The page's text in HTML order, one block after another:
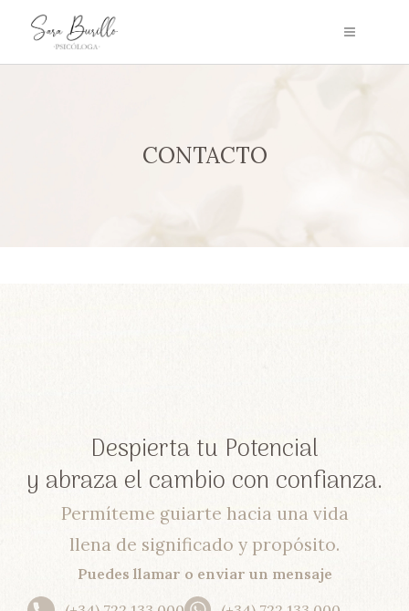
CONTACTO
Despierta tu Potencial
y abraza el cambio con confianza.
Permíteme guiarte hacia una vida
llena de significado y propósito.
Puedes llamar o enviar un mensaje